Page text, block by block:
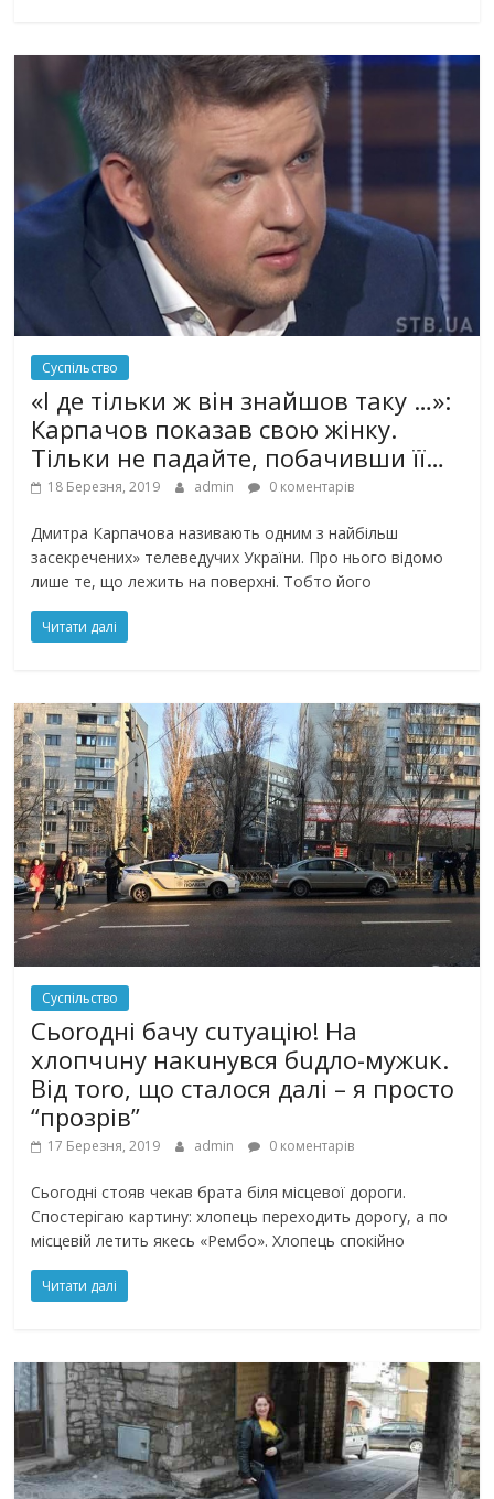
Суспільство
«І де тільки ж він знайшов таку …»:
Карпачов показав свою жінку.
Тільки не падайте, побачивши її…
18 Березня, 2019 admin 0 коментарів
Дмитра Карпачова називають одним з найбільш
засекречених» телеведучих України. Про нього відомо
лише те, що лежить на поверхні. Тобто його
Читати далі
Суспільство
Сьоrодні бачу сuтуацію! На
хлопчuну накuнувся бuдло-мужuк.
Від тоrо, що сталoся далі – я пpосто
“пpозрів”
17 Березня, 2019 admin 0 коментарів
Сьогодні стояв чекав брата біля місцевої дороги.
Спостерігаю картину: хлопець переходить дорогу, а по
місцевій летить якесь «Рембо». Хлопець спокійно
Читати далі